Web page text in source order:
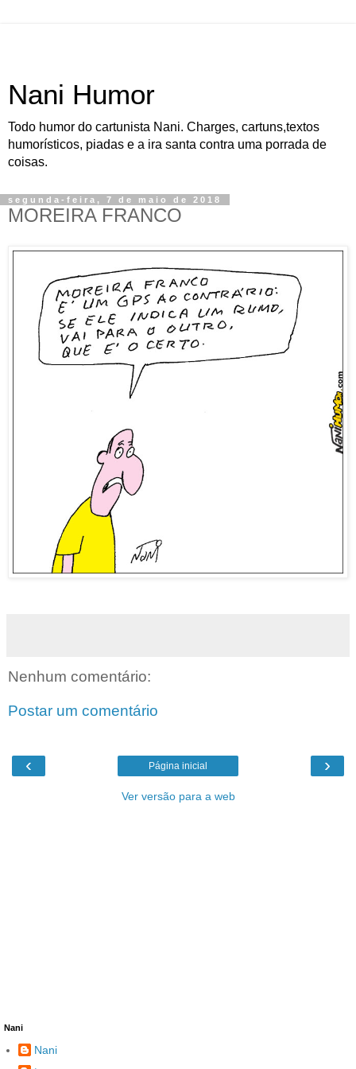
Nani Humor
Todo humor do cartunista Nani. Charges, cartuns,textos
humorísticos, piadas e a ira santa contra uma porrada de
coisas.
segunda-feira, 7 de maio de 2018
MOREIRA FRANCO
Nenhum comentário:
Postar um comentário
‹ ›
Página inicial
Ver versão para a web
Nani
Nani